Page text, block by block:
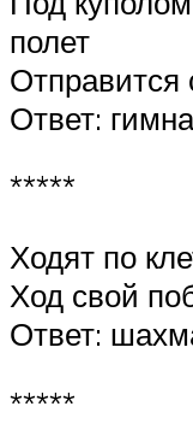
полет
Ответ:
*****
Ходят по
Ход свой
Ответ:
*****